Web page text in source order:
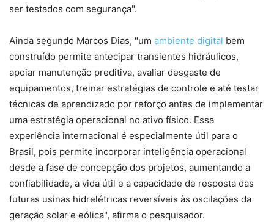
ser testados com segurança".
Ainda segundo Marcos Dias, "um ambiente digital bem
construído permite antecipar transientes hidráulicos,
apoiar manutenção preditiva, avaliar desgaste de
equipamentos, treinar estratégias de controle e até testar
técnicas de aprendizado por reforço antes de implementar
uma estratégia operacional no ativo físico. Essa
experiência internacional é especialmente útil para o
Brasil, pois permite incorporar inteligência operacional
desde a fase de concepção dos projetos, aumentando a
confiabilidade, a vida útil e a capacidade de resposta das
futuras usinas hidrelétricas reversíveis às oscilações da
geração solar e eólica", afirma o pesquisador.